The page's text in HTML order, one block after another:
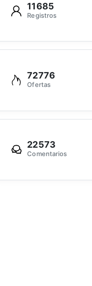
11685
Registros
72776
Ofertas
22573
Comentarios